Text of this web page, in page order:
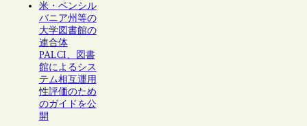
米・ペンシル
バニア州等の
大学図書館の
連合体
PALCI、図書
館によるシス
テム相互運用
性評価のため
のガイドを公
開